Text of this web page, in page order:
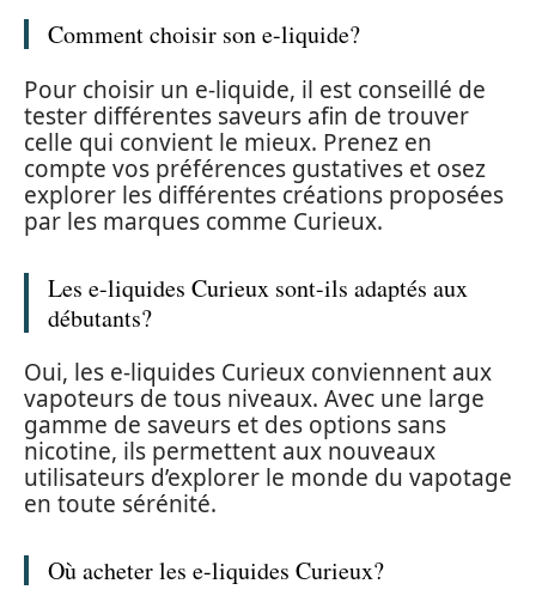
Comment choisir son e-liquide?
Pour choisir un e-liquide, il est conseillé de
tester différentes saveurs afin de trouver
celle qui convient le mieux. Prenez en
compte vos préférences gustatives et osez
explorer les différentes créations proposées
par les marques comme Curieux.
Les e-liquides Curieux sont-ils adaptés aux
débutants?
Oui, les e-liquides Curieux conviennent aux
vapoteurs de tous niveaux. Avec une large
gamme de saveurs et des options sans
nicotine, ils permettent aux nouveaux
utilisateurs d’explorer le monde du vapotage
en toute sérénité.
Où acheter les e-liquides Curieux?